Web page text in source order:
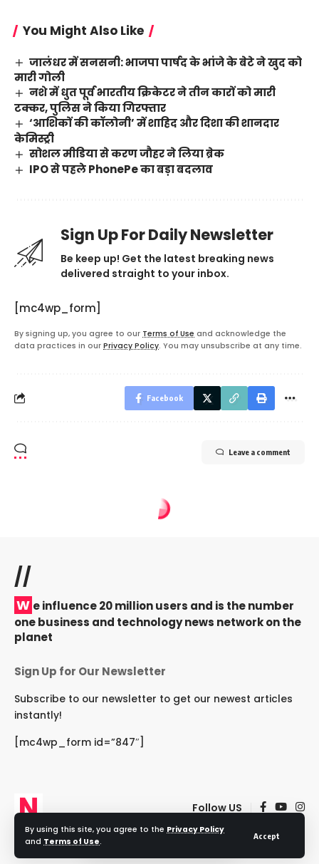
By using this site, you agree to the Privacy Policy
and Terms of Use.
Accept
You Might Also Like
जालंधर में सनसनी: भाजपा पार्षद के भांजे के बेटे ने खुद को
मारी गोली
नशे में धुत पूर्व भारतीय क्रिकेटर ने तीन कारों को मारी
टक्कर, पुलिस ने किया गिरफ्तार
‘आशिकों की कॉलोनी’ में शाहिद और दिशा की शानदार
केमिस्ट्री
सोशल मीडिया से करण जौहर ने लिया ब्रेक
IPO से पहले PhonePe का बड़ा बदलाव
Sign Up For Daily Newsletter
Be keep up! Get the latest breaking news
delivered straight to your inbox.
[mc4wp_form]
By signing up, you agree to our Terms of Use and acknowledge the
data practices in our Privacy Policy. You may unsubscribe at any time.
Facebook
Leave a comment
//
W e influence 20 million users and is the number
one business and technology news network on the
planet
Sign Up for Our Newsletter
Subscribe to our newsletter to get our newest articles
instantly!
[mc4wp_form id=”847″]
Follow US